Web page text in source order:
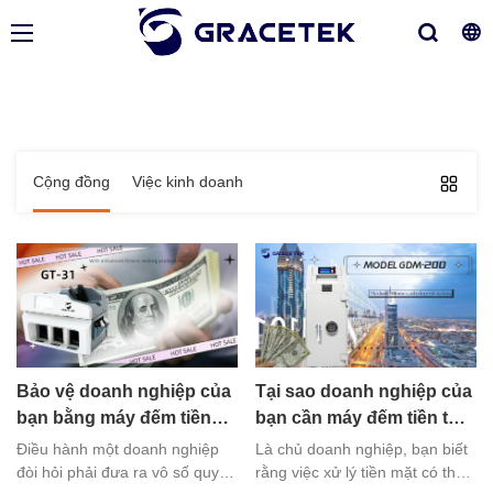
Cộng đồng Việc kinh doanh
Bảo vệ doanh nghiệp của
bạn bằng máy đếm tiền
chất lượng cao
Điều hành một doanh nghiệp
đòi hỏi phải đưa ra vô số quyết
Tại sao doanh nghiệp của
bạn cần máy đếm tiền từ
GRACETEK
Là chủ doanh nghiệp, bạn biết
rằng việc xử lý tiền mặt có thể